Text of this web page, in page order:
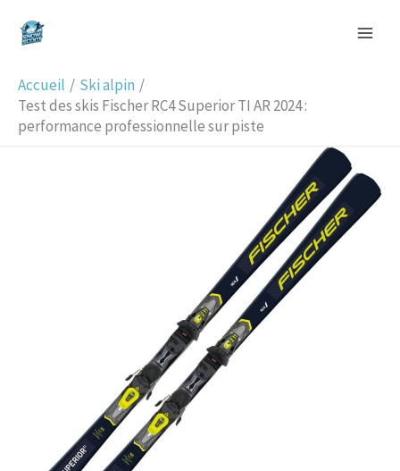
Accueil
Ski alpin
Test des skis Fischer RC4 Superior TI AR 2024 :
performance professionnelle sur piste
e
c
h
e